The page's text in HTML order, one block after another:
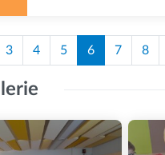
3 4 5 6 7 8